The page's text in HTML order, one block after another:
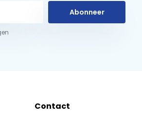
Abonneer
Contact